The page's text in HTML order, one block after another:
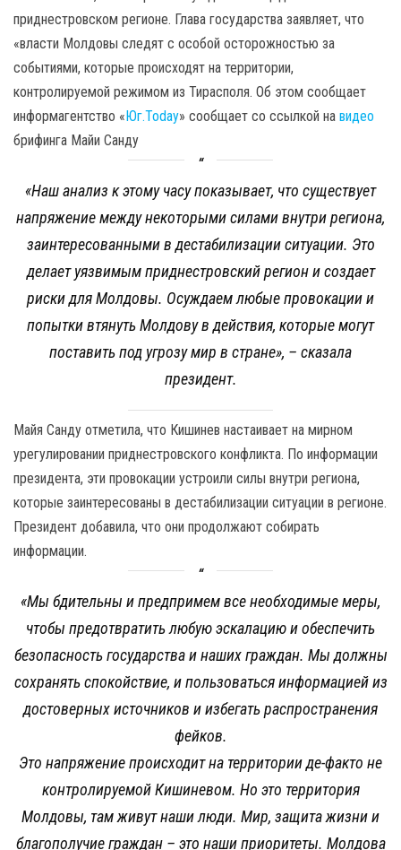
приднестровском регионе. Глава государства заявляет, что
«власти Молдовы следят с особой осторожностью за
событиями, которые происходят на территории,
контролируемой режимом из Тирасполя. Об этом сообщает
информагентство «Юг.Today» сообщает со ссылкой на видео
брифинга Майи Санду
«Наш анализ к этому часу показывает, что существует
напряжение между некоторыми силами внутри региона,
заинтересованными в дестабилизации ситуации. Это
делает уязвимым приднестровский регион и создает
риски для Молдовы. Осуждаем любые провокации и
попытки втянуть Молдову в действия, которые могут
поставить под угрозу мир в стране», – сказала
президент.
Майя Санду отметила, что Кишинев настаивает на мирном
урегулировании приднестровского конфликта. По информации
президента, эти провокации устроили силы внутри региона,
которые заинтересованы в дестабилизации ситуации в регионе.
Президент добавила, что они продолжают собирать
информации.
«Мы бдительны и предпримем все необходимые меры,
чтобы предотвратить любую эскалацию и обеспечить
безопасность государства и наших граждан. Мы должны
сохранять спокойствие, и пользоваться информацией из
достоверных источников и избегать распространения
фейков.
Это напряжение происходит на территории де-факто не
контролируемой Кишиневом. Но это территория
Молдовы, там живут наши люди. Мир, защита жизни и
благополучие граждан – это наши приоритеты. Молдова